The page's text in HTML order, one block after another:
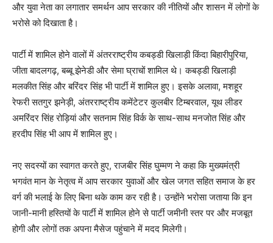
और युवा नेता का लगातार समर्थन आप सरकार की नीतियों और शासन में लोगों के
भरोसे को दिखाता है।
पार्टी में शामिल होने वालों में अंतरराष्ट्रीय कबड्डी खिलाड़ी किंदा बिहारीपुरिया,
जीता बादलगढ़, बब्बू झेनेडी और सेमा घ्राचों शामिल थे। कबड्डी खिलाड़ी
मलकीत सिंह और बरिंदर सिंह भी पार्टी में शामिल हुए। इसके अलावा, मशहूर
रेफरी सतगुर झनेड़ी, अंतरराष्ट्रीय कमेंटेटर कुलबीर टिम्बरवाल, यूथ लीडर
अमरिंदर सिंह रोड़ियां और सतनाम सिंह विर्क के साथ-साथ मनजोत सिंह और
हरदीप सिंह भी आप में शामिल हुए।
नए सदस्यों का स्वागत करते हुए, राजबीर सिंह घुम्मण ने कहा कि मुख्यमंत्री
भगवंत मान के नेतृत्व में आप सरकार युवाओं और खेल जगत सहित समाज के हर
वर्ग की भलाई के लिए बिना थके काम कर रही है। उन्होंने भरोसा जताया कि इन
जानी-मानी हस्तियों के पार्टी में शामिल होने से पार्टी जमीनी स्तर पर और मजबूत
होगी और लोगों तक अपना मैसेज पहुंचाने में मदद मिलेगी।